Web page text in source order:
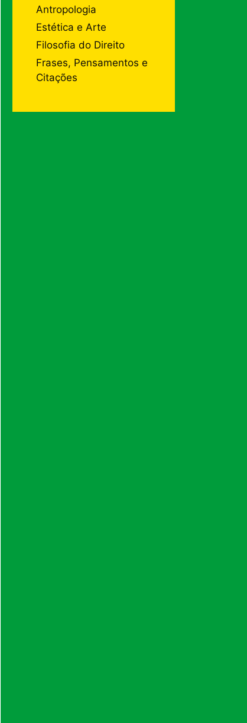
Antropologia
Estética e Arte
Filosofia do Direito
Frases, Pensamentos e
Citações